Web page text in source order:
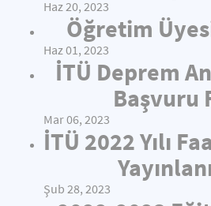
Haz 20, 2023
Öğretim
Haz 01, 2023
İTÜ Deprem
Başvuru
Mar 06, 2023
İTÜ 2022 Yılı
Şub 28, 2023